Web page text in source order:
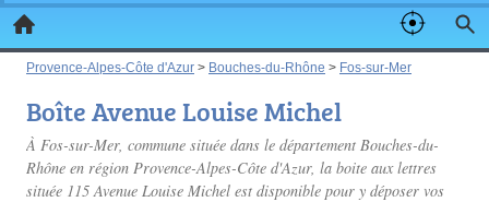
Provence-Alpes-Côte d'Azur > Bouches-du-Rhône > Fos-sur-Mer
Boîte Avenue Louise Michel
À Fos-sur-Mer, commune située dans le département Bouches-du-
Rhône en région Provence-Alpes-Côte d'Azur, la boite aux lettres
située 115 Avenue Louise Michel est disponible pour y déposer vos